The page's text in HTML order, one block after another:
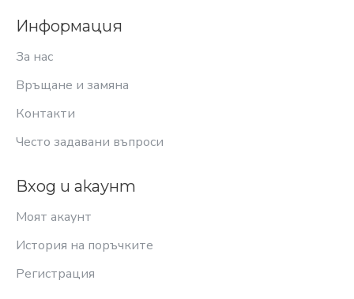
Информация
За нас
Връщане и замяна
Контакти
Често задавани въпроси
Вход и акаунт
Моят акаунт
История на поръчките
Регистрация